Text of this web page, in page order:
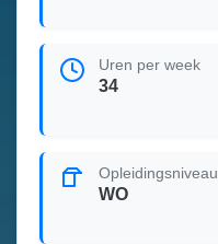
Uren per week
34
Opleidingsniveau
WO